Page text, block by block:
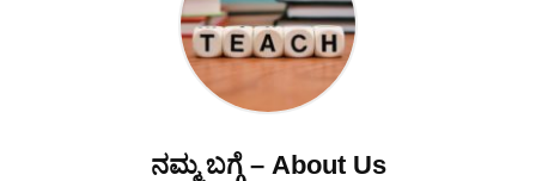
ನಮ್ಮ ಬಗ್ಗೆ – About Us